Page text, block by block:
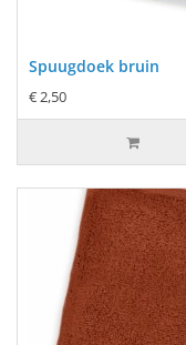
Spuugdoek bruin
€ 2,50